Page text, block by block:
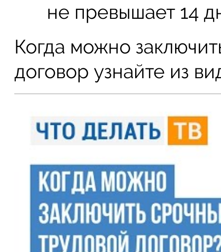
не превышает 14
Когда можно
договор узнайте из